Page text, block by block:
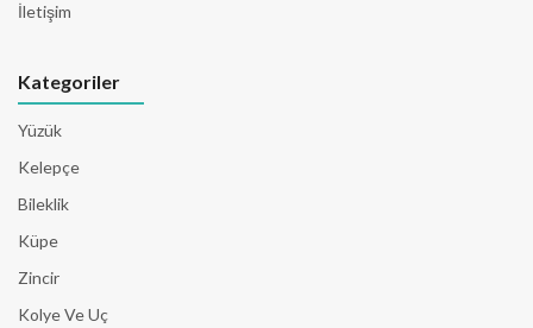
İletişim
Kategoriler
Yüzük
Kelepçe
Bileklik
Küpe
Zincir
Kolye Ve Uç